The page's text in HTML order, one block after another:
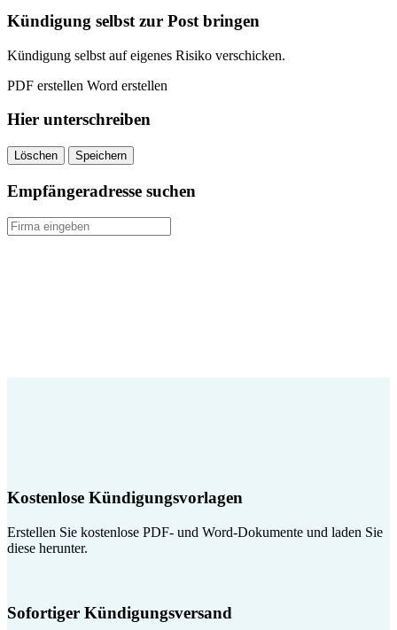
quantity
Kündigung selbst zur Post bringen
Kündigung selbst auf eigenes Risiko verschicken.
PDF erstellen Word erstellen
Hier unterschreiben
Löschen Speichern
Empfängeradresse suchen
Kostenlose Kündigungsvorlagen
Erstellen Sie kostenlose PDF- und Word-Dokumente und laden Sie
diese herunter.
Sofortiger Kündigungsversand